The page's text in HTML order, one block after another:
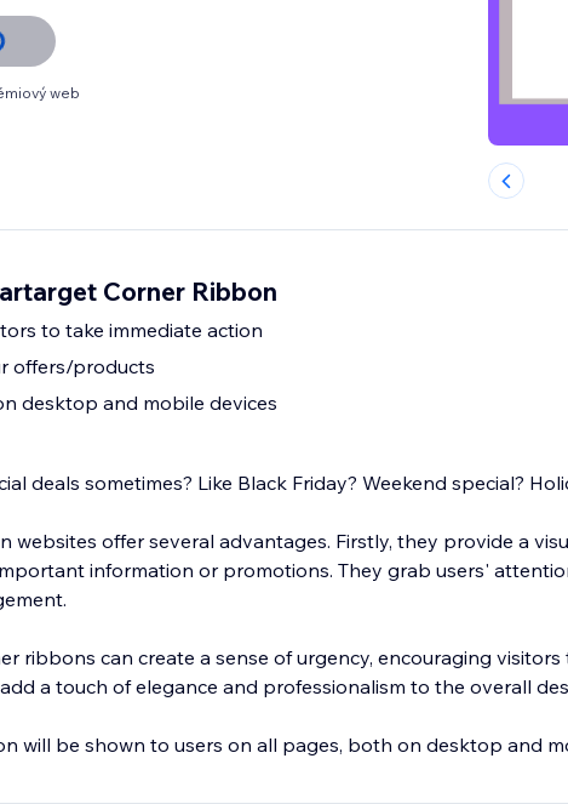
web
Corner Ribbon
to take immediate action
offers/products
desktop and mobile devices
deals sometimes? Like Black Friday? Weekend special?
websites offer several advantages. Firstly, they provide a
information or promotions. They grab users'
ribbons can create a sense of urgency, encouraging visitors
a touch of elegance and professionalism to the overall
will be shown to users on all pages, both on desktop and